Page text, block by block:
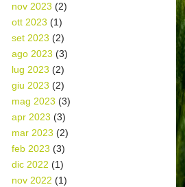
nov 2023 (2)
ott 2023 (1)
set 2023 (2)
ago 2023 (3)
lug 2023 (2)
giu 2023 (2)
mag 2023 (3)
apr 2023 (3)
mar 2023 (2)
feb 2023 (3)
dic 2022 (1)
nov 2022 (1)